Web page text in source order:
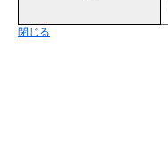
閉じる